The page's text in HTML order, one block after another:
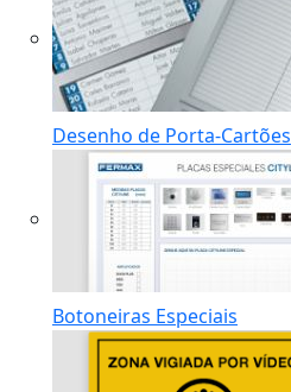
Desenho de Porta-Cartões
Botoneiras Especiais